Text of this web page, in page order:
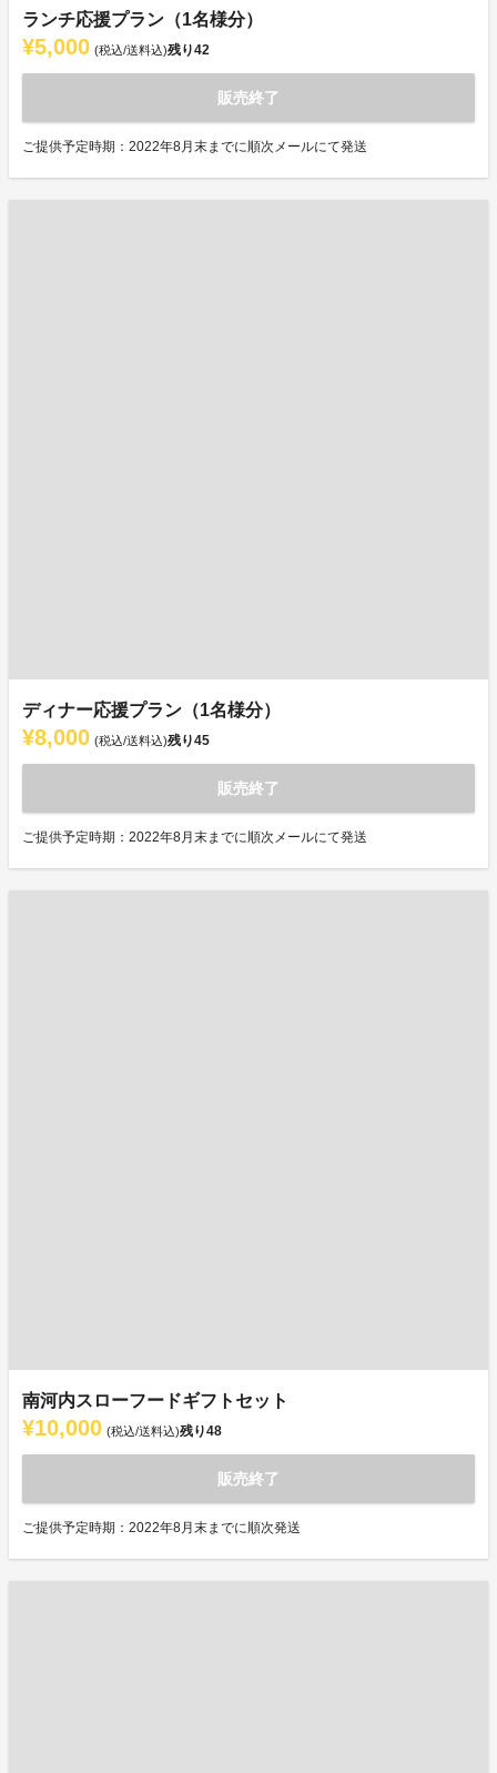
ランチ応援プラン（1名様分）
¥5,000 (税込/送料込)残り42
販売終了
ご提供予定時期：2022年8月末までに順次メールにて発送
ディナー応援プラン（1名様分）
¥8,000 (税込/送料込)残り45
販売終了
ご提供予定時期：2022年8月末までに順次メールにて発送
南河内スローフードギフトセット
¥10,000 (税込/送料込)残り48
販売終了
ご提供予定時期：2022年8月末までに順次発送